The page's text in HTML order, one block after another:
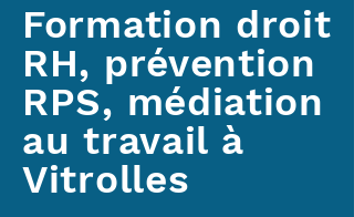
Formation droit
RH, prévention
RPS, médiation
au travail à
Vitrolles